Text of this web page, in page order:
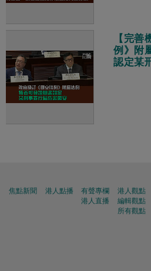
【完
例》附
認定某
焦點新聞 港人點播
有聲專欄
港人直播
港人觀點
編輯觀點
所有觀點